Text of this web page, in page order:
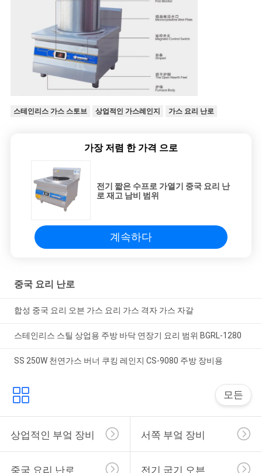
스테인리스 가스 스토브 상업적인 가스레인지 가스 요리 난로
가장 저렴 한 가격 으로
전기 짧은 수프로 가열기 중국 요리 난
로 재고 남비 범위
계속하다
중국 요리 난로
합성 중국 요리 오븐 가스 요리 가스 격자 가스 자갈
스테인리스 스틸 상업용 주방 바닥 연장기 요리 범위 BGRL-1280
SS 250W 천연가스 버너 쿠킹 레인지 CS-9080 주방 장비용
모든
상업적인 부엌 장비 서쪽 부엌 장비
중국 요리 난로 전기 굽기 오븐